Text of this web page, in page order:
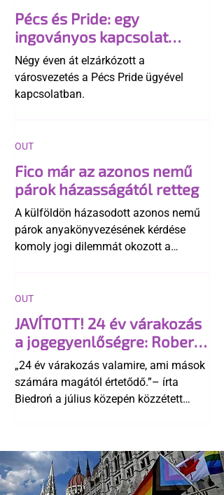
Pécs és Pride: egy
ingoványos kapcsolat
története
Négy éven át elzárkózott a
városvezetés a Pécs Pride ügyével
kapcsolatban.
Fico már az azonos nemű
párok házasságától retteg
A külföldön házasodott azonos nemű
párok anyakönyvezésének kérdése
komoly jogi dilemmát okozott a
egyértelműen tiltja a házasságuk
elismerését. Közben az ellenzéken belül
is vita robbant ki arról, hogy vissza
kellene-e vonni a kormány konzervatív
alkotmánymódosítását
OUT
JAVÍTOTT! 24 év várakozás
a jogegyenlőségre: Robert
Biedroń megindító üzenete
a lengyel bejegyzett
élettársi kapcsolatokért
„24 év várakozás valamire, ami mások
számára magától értetődő.”– írta
Biedroń a július közepén közzétett
OUT